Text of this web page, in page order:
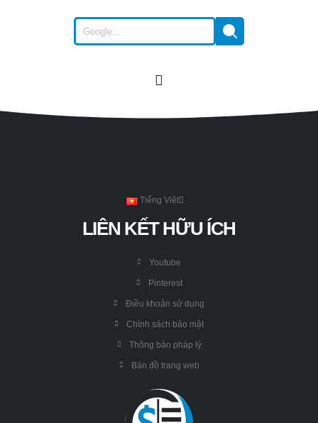
Tiếng Việt
LIÊN KẾT HỮU ÍCH
Youtube
Pinterest
Điều khoản sử dụng
Chính sách bảo mật
Thông báo pháp lý
Bản đồ trang web